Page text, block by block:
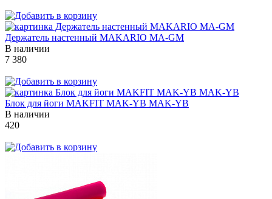
Держатель настенный MAKARIO MA-GM
В наличии
7 380
Блок для йоги MAKFIT MAK-YB MAK-YB
В наличии
420